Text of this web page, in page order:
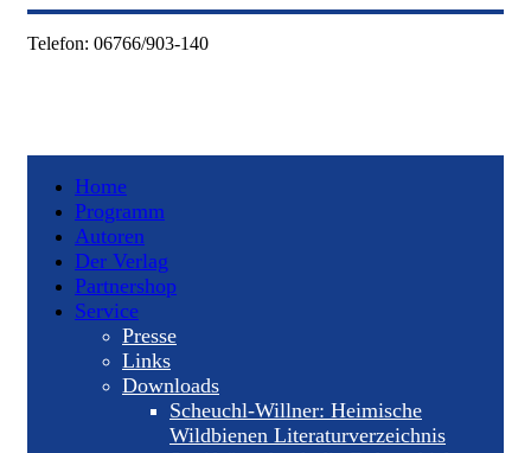
Telefon: 06766/903-140
Home
Programm
Autoren
Der Verlag
Partnershop
Service
Presse
Links
Downloads
Scheuchl-Willner: Heimische
Wildbienen Literaturverzeichnis